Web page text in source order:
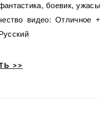
боевик, ужасы
видео: Отличное +
>>